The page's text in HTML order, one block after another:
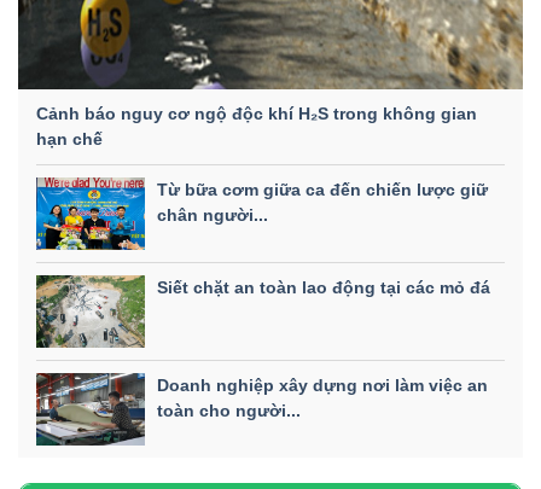
Cảnh báo nguy cơ ngộ độc khí H₂S trong không gian
hạn chế
Từ bữa cơm giữa ca đến chiến lược giữ
chân người...
Siết chặt an toàn lao động tại các mỏ đá
Doanh nghiệp xây dựng nơi làm việc an
toàn cho người...